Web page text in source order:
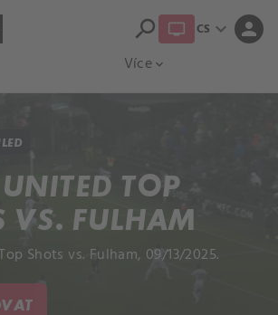
Více expand_more
search CS expand_more person
UNITED TOP
VS. FULHAM
Shots vs. Fulham, 09/13/2025.